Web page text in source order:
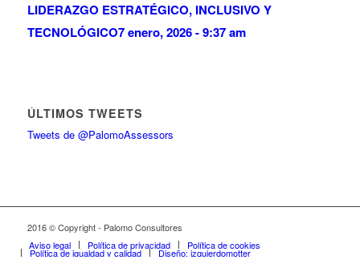
LIDERAZGO ESTRATÉGICO, INCLUSIVO Y
TECNOLÓGICO7 enero, 2026 - 9:37 am
ÚLTIMOS TWEETS
Tweets de @PalomoAssessors
2016 © Copyright - Palomo Consultores
Aviso legal
Política de privacidad Política de cookies
Política de igualdad y calidad Diseño: izquierdomotter